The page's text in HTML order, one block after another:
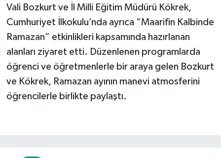
Vali Bozkurt ve İl Milli Eğitim Müdürü Kökrek,
Cumhuriyet İlkokulu’nda ayrıca “Maarifin Kalbinde
Ramazan” etkinlikleri kapsamında hazırlanan
alanları ziyaret etti. Düzenlenen programlarda
öğrenci ve öğretmenlerle bir araya gelen Bozkurt
ve Kökrek, Ramazan ayının manevi atmosferini
öğrencilerle birlikte paylaştı.